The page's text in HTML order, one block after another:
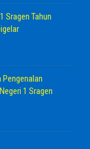
Sragen Tahun
1 Sragen